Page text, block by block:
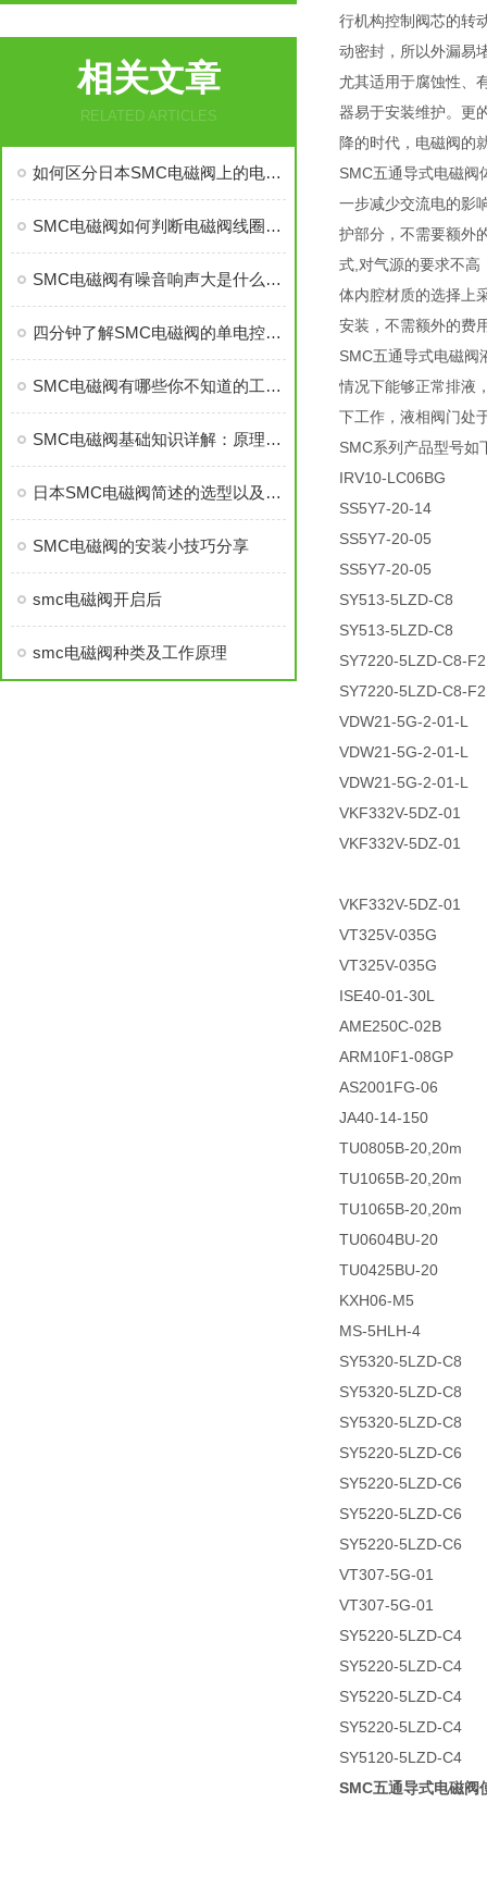
相关文章
RELATED ARTICLES
如何区分日本SMC电磁阀上的电气原理图,每个图标都表示些什么意思？
SMC电磁阀如何判断电磁阀线圈是否正常工作
SMC电磁阀有噪音响声大是什么原因有什么解决办法
四分钟了解SMC电磁阀的单电控和双电控！
SMC电磁阀有哪些你不知道的工作原理
SMC电磁阀基础知识详解：原理、维护、选型
日本SMC电磁阀简述的选型以及主要应用
SMC电磁阀的安装小技巧分享
smc电磁阀开启后
smc电磁阀种类及工作原理
行机构控制阀芯的转
动密封，所以外漏易
尤其适用于腐蚀性、
器易于安装维护。更
降的时代，电磁阀的
SMC五通导式电磁阀
一步减少交流电的影
护部分，不需要额外
式,对气源的要求不高
体内腔材质的选择上
安装，不需额外的费
SMC五通导式电磁阀
情况下能够正常排液
下工作，液相阀门处
SMC系列产品型号如
IRV10-LC06BG
SS5Y7-20-14
SS5Y7-20-05
SS5Y7-20-05
SY513-5LZD-C8
SY513-5LZD-C8
SY7220-5LZD-C8-F2
SY7220-5LZD-C8-F2
VDW21-5G-2-01-L
VDW21-5G-2-01-L
VDW21-5G-2-01-L
VKF332V-5DZ-01
VKF332V-5DZ-01
VKF332V-5DZ-01
VT325V-035G
VT325V-035G
ISE40-01-30L
AME250C-02B
ARM10F1-08GP
AS2001FG-06
JA40-14-150
TU0805B-20,20m
TU1065B-20,20m
TU1065B-20,20m
TU0604BU-20
TU0425BU-20
KXH06-M5
MS-5HLH-4
SY5320-5LZD-C8
SY5320-5LZD-C8
SY5320-5LZD-C8
SY5220-5LZD-C6
SY5220-5LZD-C6
SY5220-5LZD-C6
SY5220-5LZD-C6
VT307-5G-01
VT307-5G-01
SY5220-5LZD-C4
SY5220-5LZD-C4
SY5220-5LZD-C4
SY5220-5LZD-C4
SY5120-5LZD-C4
SMC五通导式电磁阀